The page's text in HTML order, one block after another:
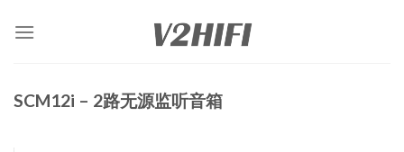
SCM12i – 2路无源监听音箱